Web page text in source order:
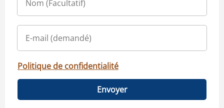
Politique de confidentialité
Envoyer